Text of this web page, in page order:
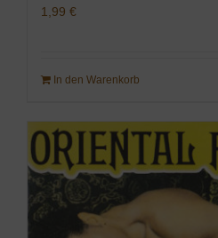
1,99 €
In den Warenkorb